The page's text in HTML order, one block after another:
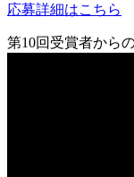
応募詳細はこちら
第10回受賞者から